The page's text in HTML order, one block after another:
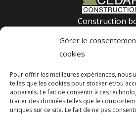
Gérer le
cookies
Pour offrir les meilleures expériences, nous
telles que les cookies pour stocker et/ou
appareils. Le fait de consentir à ces
traiter des données telles que le
uniques sur ce site. Le fait de ne pas
Construction
Nos